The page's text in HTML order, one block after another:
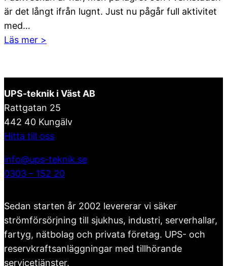
detalj
🛠️
är det långt ifrån lugnt. Just nu pågår full aktivitet
med…
Läs mer >
påsken!
🐣
UPS-teknik i Väst AB
Rattgatan 25
442 40 Kungälv
Hitta till oss
info@ups-teknik.se
0303 – 152 20
Sedan starten år 2002 levererar vi säker
strömförsörjning till sjukhus, industri, serverhallar,
fartyg, nätbolag och privata företag. UPS- och
reservkraftsanläggningar med tillhörande
servicetjänster.